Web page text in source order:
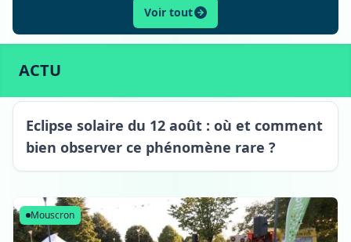
Voir tout
ACTU
Eclipse solaire du 12 août : où et comment
bien observer ce phénomène rare ?
Mouscron